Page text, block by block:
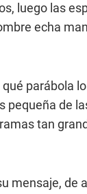
luego las
echa
parábola
pequeña de
tan
mensaje, de